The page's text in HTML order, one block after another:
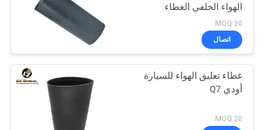
الهواء الخلفي الغطاء
المطاطي البالون الهوائي
المطاطي 2203205013
MOQ:20
اتصال
غطاء تعليق الهواء للسيارة
أودي Q7
MOQ:20